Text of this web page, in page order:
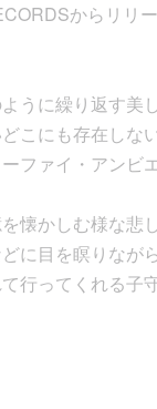
からリリ
うに繰り返す美
こにも存在しな
ファイ・アンビエ
懐かしむ様な悲
に目を瞑りなが
行ってくれる子